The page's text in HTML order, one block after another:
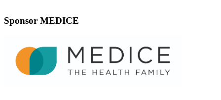
Sponsor MEDICE